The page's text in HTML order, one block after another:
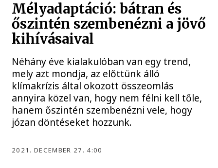
Mélyadaptáció: bátran és
őszintén szembenézni a jövő
kihívásaival
Néhány éve kialakulóban van egy trend,
mely azt mondja, az előttünk álló
klímakrízis által okozott összeomlás
annyira közel van, hogy nem félni kell tőle,
hanem őszintén szembenézni vele, hogy
józan döntéseket hozzunk.
2021. DECEMBER 27. 4:00